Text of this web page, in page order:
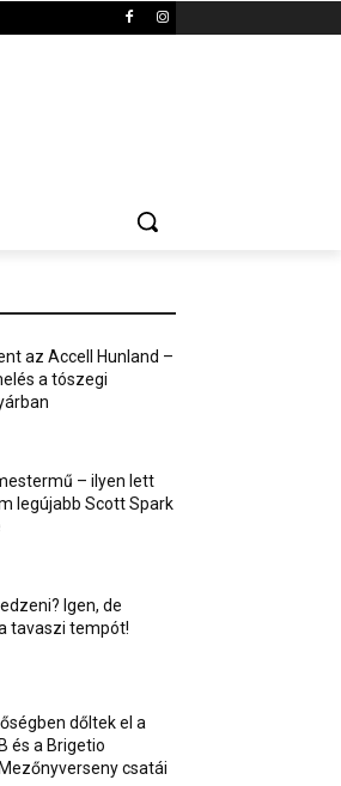
az Accell Hunland –
a tószegi
– ilyen lett
legújabb Scott Spark
Igen, de
tavaszi tempót!
dőltek el a
és a Brigetio
csatái